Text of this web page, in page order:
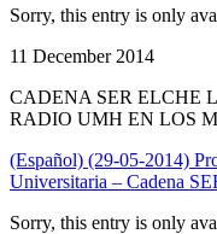
Sorry, this entry is only
11 December 2014
CADENA SER ELCHE
RADIO UMH EN LOS
(Español) (29-05-2014)
Universitaria – Cadena
Sorry, this entry is only